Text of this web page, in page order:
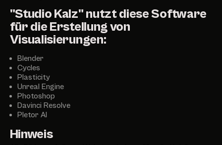
"Studio Kalz" nutzt diese Software
für die Erstellung von
Visualisierungen:
Blender
Cycles
Plasticity
Unreal Engine
Photoshop
Davinci Resolve
Pletor AI
Hinweis